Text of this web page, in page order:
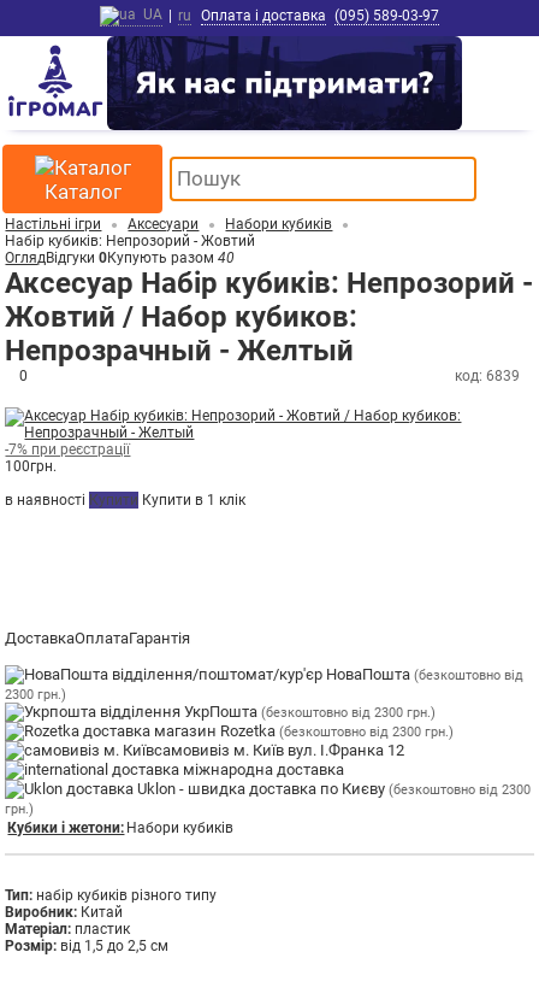
UA | ru Оплата і доставка (095) 589-03-97
Каталог
Настільні ігри Аксесуари
Набори кубиків
Набір кубиків: Непрозорий - Жовтий
ОглядВідгуки0Купують разом40
Аксесуар Набір кубиків: Непрозорий -
Жовтий / Набор кубиков:
Непрозрачный - Желтый
0 код: 6839
-7% при реєстрації
100грн.
в наявності Купити Купити в 1 клік
ДоставкаОплатаГарантія
відділення/поштомат/кур'єр НоваПошта(безкоштовно від
2300 грн.)
відділення УкрПошта(безкоштовно від 2300 грн.)
магазин Rozetka(безкоштовно від 2300 грн.)
самовивіз м. Київ вул. І.Франка 12
міжнародна доставка
Uklon - швидка доставка по Києву(безкоштовно від 2300
грн.)
Кубики і жетони: Набори кубиків
Тип: набір кубиків різного типу
Виробник: Китай
Матеріал: пластик
Розмір: від 1,5 до 2,5 см